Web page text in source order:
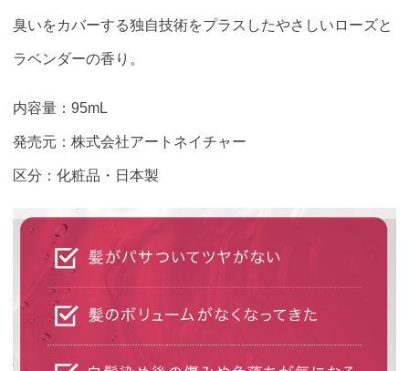
臭いをカバーする独自技術をプラスしたやさしいローズと
ラベンダーの香り。
内容量：95mL
発売元：株式会社アートネイチャー
区分：化粧品・日本製